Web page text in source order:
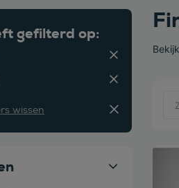
gefilterd op:
wissen